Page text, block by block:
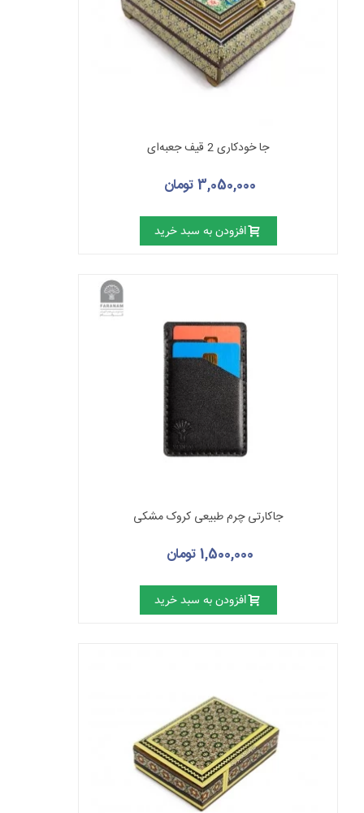
جا خودکاری 2 قیف جعبه‌ای
3,050,000 تومان
افزودن به سبد خرید
جاکارتی چرم طبیعی کروک مشکی
1,500,000 تومان
افزودن به سبد خرید